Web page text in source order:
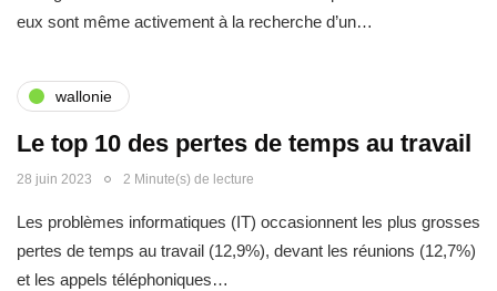
eux sont même activement à la recherche d’un…
wallonie
Le top 10 des pertes de temps au travail
28 juin 2023 2 Minute(s) de lecture
Les problèmes informatiques (IT) occasionnent les plus grosses
pertes de temps au travail (12,9%), devant les réunions (12,7%)
et les appels téléphoniques…